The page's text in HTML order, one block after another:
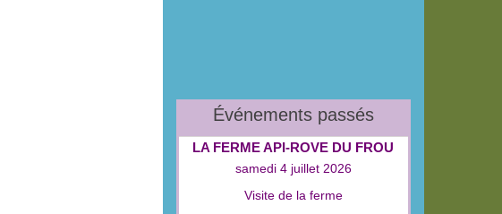
Événements passés
LA FERME API‑ROVE DU FROU
samedi 4 juillet 2026
Visite de la ferme